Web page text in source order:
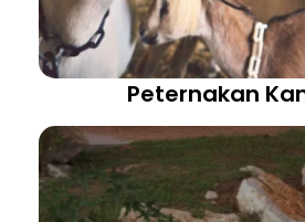
Peternakan